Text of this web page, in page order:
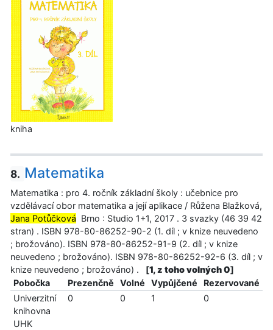
kniha
8. Matematika
Matematika : pro 4. ročník základní školy : učebnice pro
vzdělávací obor matematika a její aplikace / Růžena Blažková,
Jana Potůčková Brno : Studio 1+1, 2017 . 3 svazky (46 39 42
stran) . ISBN 978-80-86252-90-2 (1. díl ; v knize neuvedeno
; brožováno). ISBN 978-80-86252-91-9 (2. díl ; v knize
neuvedeno ; brožováno). ISBN 978-80-86252-92-6 (3. díl ; v
knize neuvedeno ; brožováno) .
[1, z toho volných 0]
Pobočka
Prezenčně Volné Vypůjčené
Rezervované
Univerzitní
knihovna
UHK
0 0 1 0